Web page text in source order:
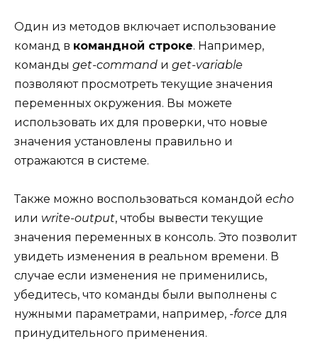
Один из методов включает использование
команд в командной строке. Например,
команды get-command и get-variable
позволяют просмотреть текущие значения
переменных окружения. Вы можете
использовать их для проверки, что новые
значения установлены правильно и
отражаются в системе.
Также можно воспользоваться командой echo
или write-output, чтобы вывести текущие
значения переменных в консоль. Это позволит
увидеть изменения в реальном времени. В
случае если изменения не применились,
убедитесь, что команды были выполнены с
нужными параметрами, например, -force для
принудительного применения.